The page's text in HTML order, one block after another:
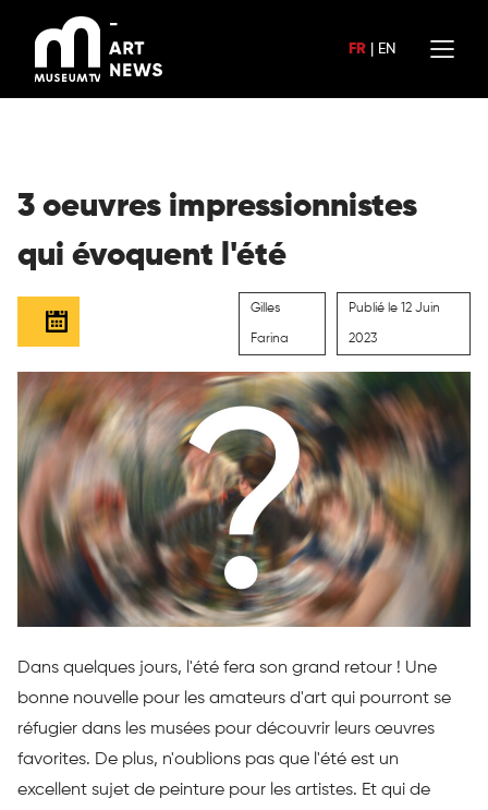
contenu
FR EN
3 oeuvres impressionnistes
qui évoquent l'été
Gilles
Farina
Publié le 12 Juin
2023
Dans quelques jours, l'été fera son grand retour ! Une
bonne nouvelle pour les amateurs d'art qui pourront se
réfugier dans les musées pour découvrir leurs œuvres
favorites. De plus, n'oublions pas que l'été est un
excellent sujet de peinture pour les artistes. Et qui de